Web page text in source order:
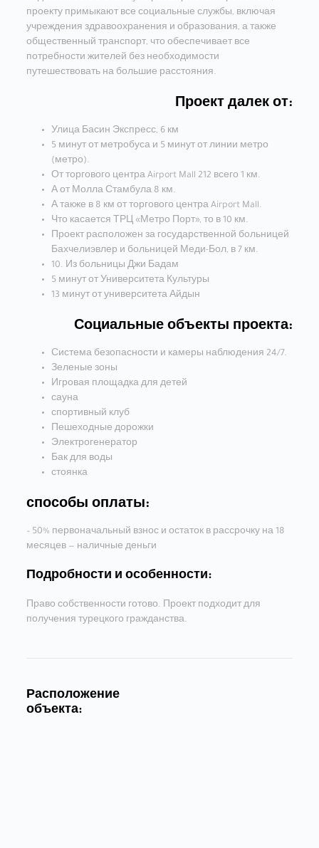
проекту примыкают все социальные службы, включая
учреждения здравоохранения и образования, а также
общественный транспорт, что обеспечивает все
потребности жителей без необходимости
путешествовать на большие расстояния.
Проект далек от:
Улица Басин Экспресс, 6 км
5 минут от метробуса и 5 минут от линии метро
(метро).
От торгового центра Airport Mall 212 всего 1 км.
А от Молла Стамбула 8 км.
А также в 8 км от торгового центра Airport Mall.
Что касается ТРЦ «Метро Порт», то в 10 км.
Проект расположен за государственной больницей
Бахчелиэвлер и больницей Меди-Бол, в 7 км.
10. Из больницы Джи Бадам
5 минут от Университета Культуры
13 минут от университета Айдын
Социальные объекты проекта:
Система безопасности и камеры наблюдения 24/7.
Зеленые зоны
Игровая площадка для детей
сауна
спортивный клуб
Пешеходные дорожки
Электрогенератор
Бак для воды
стоянка
способы оплаты:
– 50% первоначальный взнос и остаток в рассрочку на 18
месяцев — наличные деньги
Подробности и особенности:
Право собственности готово. Проект подходит для
получения турецкого гражданства.
Расположение
объекта: